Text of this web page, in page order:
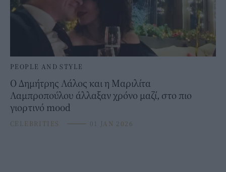
PEOPLE AND STYLE
Ο Δημήτρης Λάλος και η Μαριλίτα
Λαμπροπούλου άλλαξαν χρόνο μαζί, στο πιο
γιορτινό mood
CELEBRITIES ⸻ 01 JAN 2026